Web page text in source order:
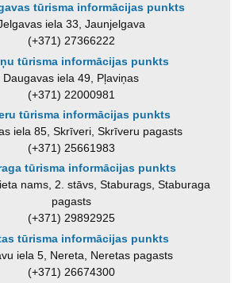
tūrisma informācijas punkts
iela 33, Jaunjelgava
(+371) 27366222
tūrisma informācijas punkts
Daugavas iela 49, Pļaviņas
(+371) 22000981
tūrisma informācijas punkts
iela 85, Skrīveri, Skrīveru pagasts
(+371) 25661983
tūrisma informācijas punkts
nams, 2. stāvs, Staburags, Staburaga
pagasts
(+371) 29892925
tūrisma informācijas punkts
iela 5, Nereta, Neretas pagasts
(+371) 26674300